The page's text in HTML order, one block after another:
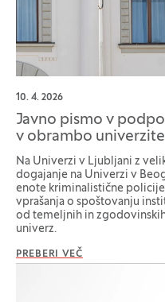
10. 4. 2026
Javno pismo v
v obrambo
Na Univerzi v Ljubljani z
dogajanje na Univerzi v
enote kriminalistične
vprašanja o spoštovanju
od temeljnih in
univerz.
PREBERI VEČ